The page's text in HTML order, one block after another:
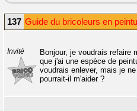
137 Guide du bricoleurs en
Invité
Bonjour, je voudrais refaire
que j'ai une espèce de
voudrais enlever, mais je
pourrait-il m'aider ?